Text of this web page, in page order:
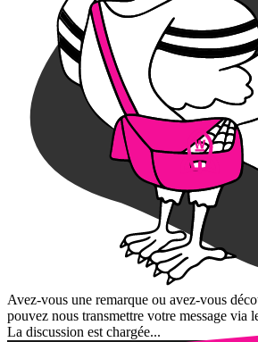
Avez-vous une remarque ou avez-vous
pouvez nous transmettre votre message via
La discussion est chargée...